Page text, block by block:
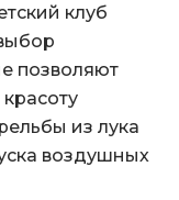
клуб
позволяют
из лука
воздушных